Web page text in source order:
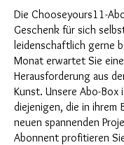
Die Chooseyours11-
Geschenk für sich
leidenschaftlich gerne
Monat erwartet Sie
Herausforderung aus
Kunst. Unsere Abo-
diejenigen, die in ihrem
neuen spannenden
Abonnent profitieren